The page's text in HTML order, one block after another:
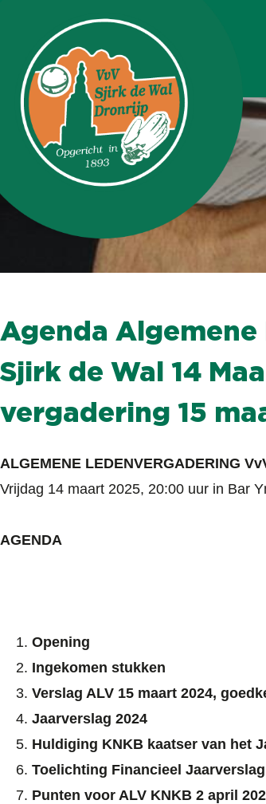
Agenda
Sjirk de Wal 14
vergadering 15
ALGEMENE LEDENVERGADERING
Vrijdag 14 maart 2025, 20:00 uur in Bar
AGENDA
Opening
Ingekomen stukken
Verslag ALV 15 maart 2024,
Jaarverslag 2024
Huldiging KNKB kaatser van het
Toelichting Financieel
Punten voor ALV KNKB 2 april